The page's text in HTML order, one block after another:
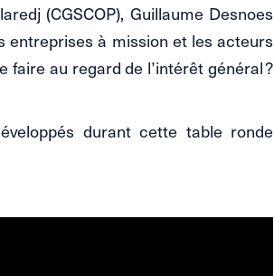
(CGSCOP), Guillaume Desnoes
entreprises à mission et les acteurs
faire au regard de l’intérêt général ?
durant cette table ronde